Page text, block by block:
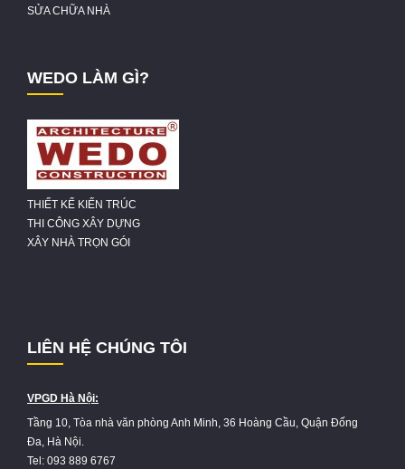
SỬA CHỮA NHÀ
WEDO LÀM GÌ?
THIẾT KẾ KIẾN TRÚC
THI CÔNG XÂY DỰNG
XÂY NHÀ TRỌN GÓI
LIÊN HỆ CHÚNG TÔI
VPGD Hà Nội:
Tầng 10, Tòa nhà văn phòng Anh Minh, 36 Hoàng Cầu, Quận Đống
Đa, Hà Nội.
Tel: 093 889 6767